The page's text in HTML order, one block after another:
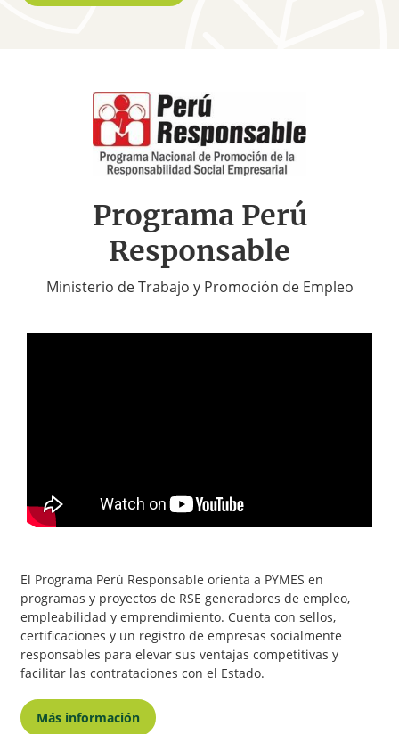
Programa Perú
Responsable
Ministerio de Trabajo y Promoción de Empleo
El Programa Perú Responsable orienta a PYMES en
programas y proyectos de RSE generadores de empleo,
empleabilidad y emprendimiento. Cuenta con sellos,
certificaciones y un registro de empresas socialmente
responsables para elevar sus ventajas competitivas y
facilitar las contrataciones con el Estado.
Más información